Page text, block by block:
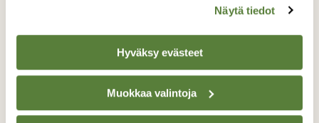
Näytä tiedot
Hyväksy evästeet
Muokkaa valintoja